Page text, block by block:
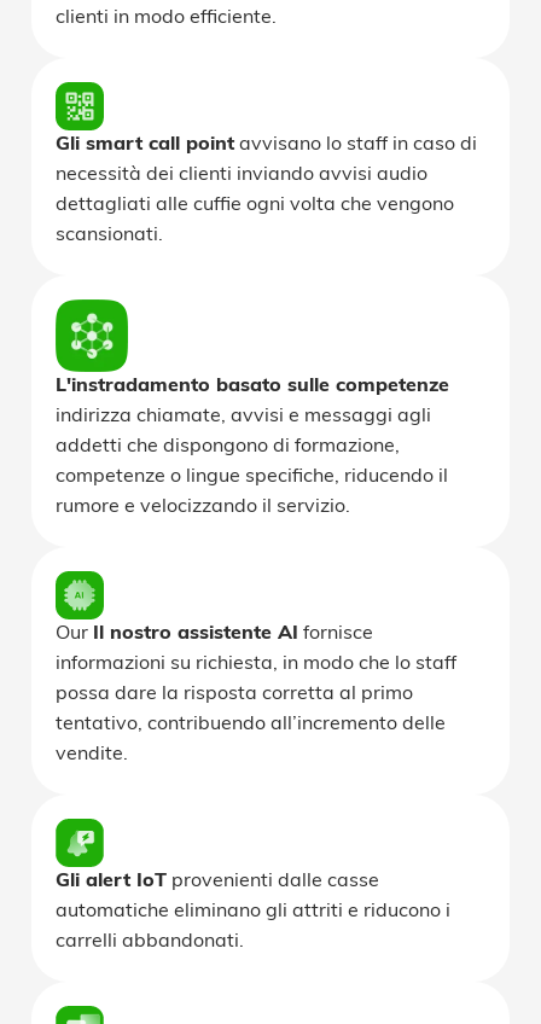
clienti in modo efficiente.
Gli smart call point avvisano lo staff in caso di
necessità dei clienti inviando avvisi audio
dettagliati alle cuffie ogni volta che vengono
scansionati.
L'instradamento basato sulle competenze
indirizza chiamate, avvisi e messaggi agli
addetti che dispongono di formazione,
competenze o lingue specifiche, riducendo il
rumore e velocizzando il servizio.
Our Il nostro assistente AI fornisce
informazioni su richiesta, in modo che lo staff
possa dare la risposta corretta al primo
tentativo, contribuendo all’incremento delle
vendite.
Gli alert IoT provenienti dalle casse
automatiche eliminano gli attriti e riducono i
carrelli abbandonati.